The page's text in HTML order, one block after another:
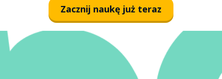
Zacznij naukę już teraz